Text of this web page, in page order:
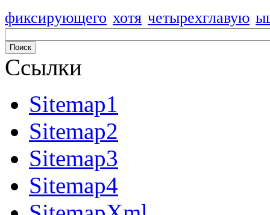
фиксирующего хотя четырехглавую
Ссылки
Sitemap1
Sitemap2
Sitemap3
Sitemap4